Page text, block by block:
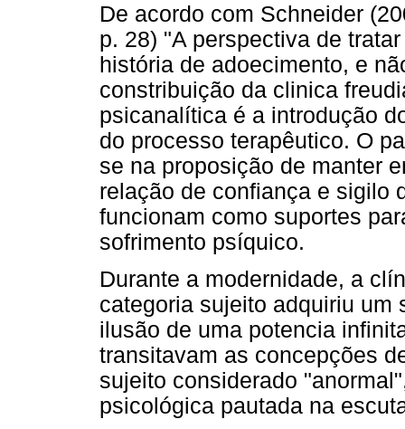
De acordo com Schneider
p. 28) "A perspectiva de
história de adoecimento, e
constribuição da clinica
psicanalítica é a introdução
do processo terapêutico. O
se na proposição de manter
relação de confiança e sigilo
funcionam como suportes
sofrimento psíquico.
Durante a modernidade, a
categoria sujeito adquiriu um
ilusão de uma potencia
transitavam as concepções
sujeito considerado
psicológica pautada na